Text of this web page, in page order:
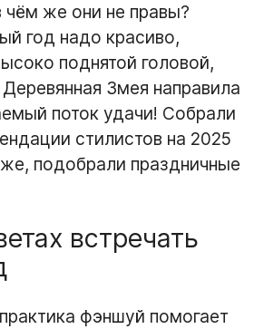
же они не правы?
год надо красиво,
поднятой головой,
Змея направила
поток удачи! Собрали
стилистов на 2025
подобрали праздничные
встречать
фэншуй помогает